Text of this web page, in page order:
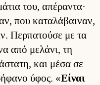
του, απέραντα·
που καταλάβαι­ναν,
Περ­πατούσε με τα
από μελάνι, τη
και μέσα σε
ύφος. «Εί­ναι